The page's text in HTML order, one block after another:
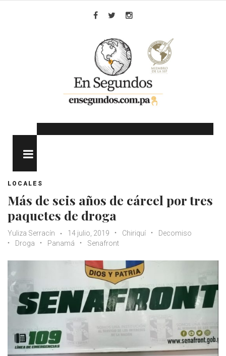
LOCALES
Más de seis años de cárcel por tres
paquetes de droga
Yuliza Serracín 14 julio, 2019 Chiriquí
Decomiso
Droga
Panamá Senafront